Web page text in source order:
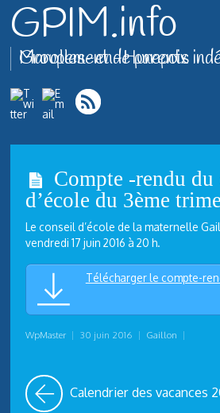
GPIM.info
Groupement de parents indépendants de Marolles-en-Hurepoix
Compte -rendu du
d’école du 3ème
Le conseil d’école de la maternelle
vendredi 17 juin 2016 à 20 h.
Télécharger le compte-
WpMaster | 30 juin 2016 | Gaillon |
Calendrier des vacances